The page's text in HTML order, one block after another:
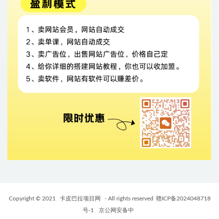
Copyright © 2021 卡皮巴拉项目网 - All rights reserved
赣ICP备2024048718
号-1
京公网安备中